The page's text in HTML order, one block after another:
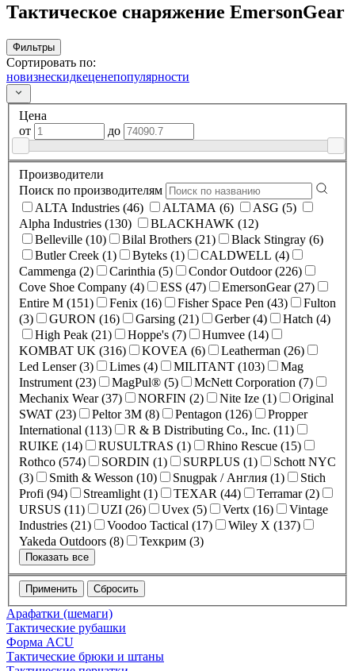
Тактическое снаряжение EmersonGear
Фильтры
Сортировать по:
новизнескидкеценепопулярности
Цена
от
до
Производители
Поиск по производителям
ALTA Industries (46)
ALTAMA (6)
ASG (5)
Alpha Industries (130)
BLACKHAWK (12)
Belleville (10)
Bilal Brothers (21)
Black Stingray (6)
Butler Creek (1)
Byteks (1)
CALDWELL (4)
Cammenga (2)
Carinthia (5)
Condor Outdoor (226)
Cove Shoe Company (4)
ESS (47)
EmersonGear (27)
Entire M (151)
Fenix (16) Fisher Space Pen (43)
Fulton
(3)
GURON (16) Garsing (21) Gerber (4)
Hatch (4)
High Peak (21)
Hoppe's (7)
Humvee (14)
KOMBAT UK (316)
KOVEA (6)
Leatherman (26)
Led Lenser (3)
Limes (4) MILITANT (103)
Mag
Instrument (23)
MagPul® (5)
McNett Corporation (7)
Mechanix Wear (37)
NORFIN (2) Nite Ize (1)
Original
SWAT (23)
Peltor 3M (8) Pentagon (126)
Propper
International (113)
R & B Distributing Co., Inc. (11)
RUIKE (14)
RUSULTRAS (1)
Rhino Rescue (15)
Rothco (574)
SORDIN (1) SURPLUS (1)
Schott NYC
(3)
Smith & Wesson (10) Snugpak / Англия (1)
Stich
Profi (94)
Streamlight (1) TEXAR (44)
Terramar (2)
URSUS (11)
UZI (26) Uvex (5) Vertx (16)
Vintage
Industries (21)
Voodoo Tactical (17)
Wiley X (137)
Yakeda Outdoors (8)
Техкрим (3)
Показать все
Применить Сбросить
Арафатки (шемаги)
Тактические рубашки
Форма ACU
Тактические брюки и штаны